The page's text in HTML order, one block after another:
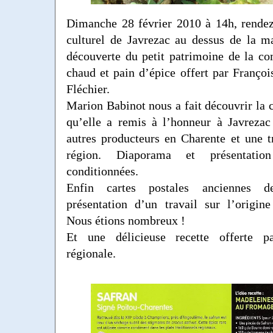
Dimanche 28 février 2010 à 14h,
culturel de Javrezac au dessus de la
découverte du petit patrimoine de la
chaud et pain d’épice offert par
Fléchier.
Marion Babinot nous a fait découvrir la
qu’elle a remis à l’honneur à
autres producteurs en Charente et une
région. Diaporama et
conditionnées.
Enfin cartes postales anciennes
présentation d’un travail sur
Nous étions nombreux !
Et une délicieuse recette offerte
régionale.